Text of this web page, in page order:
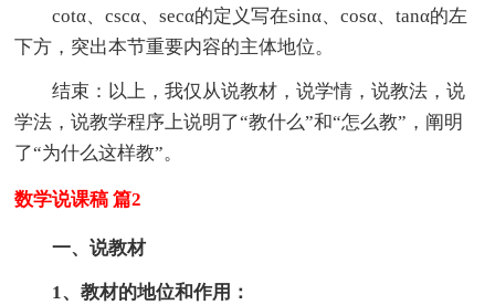
cotα、cscα、secα的定义写在sinα、cosα、tanα的左
下方，突出本节重要内容的主体地位。
结束：以上，我仅从说教材，说学情，说教法，说
学法，说教学程序上说明了“教什么”和“怎么教”，阐明
了“为什么这样教”。
数学说课稿 篇2
一、说教材
1、教材的地位和作用：